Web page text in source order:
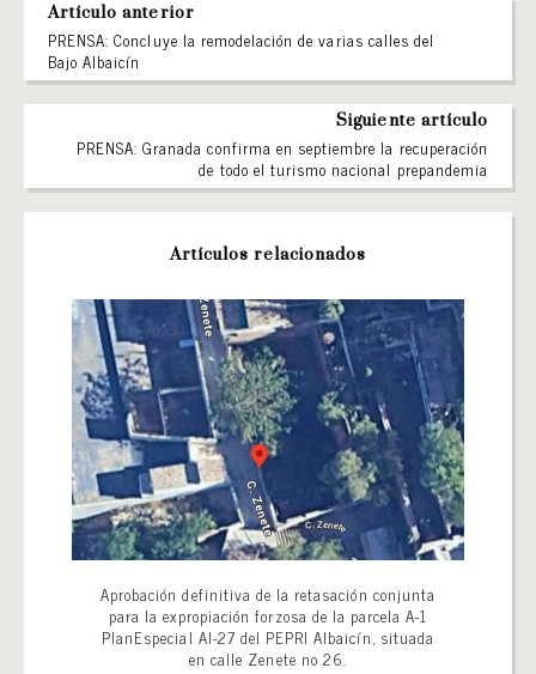
Artículo anterior
PRENSA: Concluye la remodelación de varias calles del
Bajo Albaicín
Siguiente artículo
PRENSA: Granada confirma en septiembre la recuperación
de todo el turismo nacional prepandemia
Artículos relacionados
Aprobación definitiva de la retasación conjunta
para la expropiación forzosa de la parcela A-1
PlanEspecial AI-27 del PEPRI Albaicín, situada
en calle Zenete no 26.